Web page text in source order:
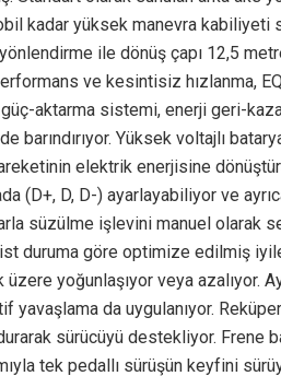
kadar yüksek manevra kabiliyeti
ile dönüş çapı 12,5
ve kesintisiz hızlanma,
aktarma sistemi, enerji geri-
barındırıyor. Yüksek voltajlı
elektrik enerjisine
(D+, D, D-) ayarlayabiliyor ve
süzülme işlevini manuel olarak
duruma göre optimize edilmiş
üzere yoğunlaşıyor veya azalıyor.
yavaşlama da uygulanıyor.
sürücüyü destekliyor. Frene
tek pedallı sürüşün keyfini